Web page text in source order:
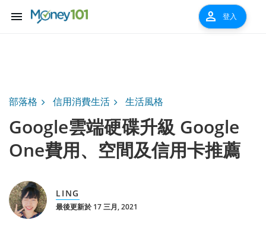
menu person 登入
部落格 信用消費生活 生活風格
Google雲端硬碟升級 Google
One費用、空間及信用卡推薦
LING
最後更新於 17 三月, 2021